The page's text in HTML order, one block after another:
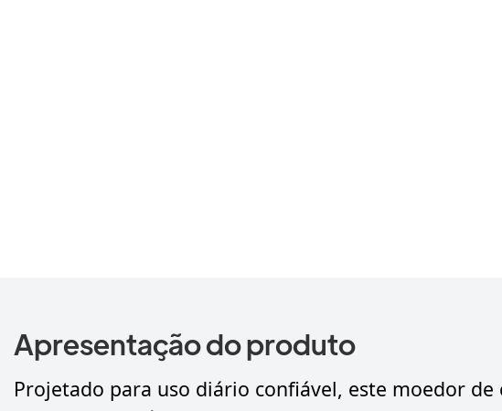
Apresentação do produto
Projetado para uso diário confiável, este moedor de